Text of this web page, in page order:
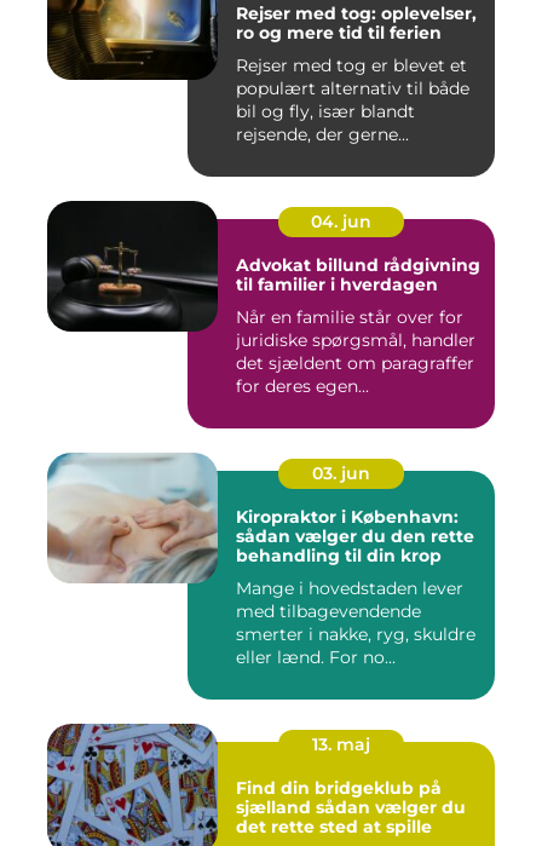
Rejser med tog: oplevelser,
ro og mere tid til ferien
Rejser med tog er blevet et
populært alternativ til både
bil og fly, især blandt
rejsende, der gerne...
04. jun
Advokat billund rådgivning
til familier i hverdagen
Når en familie står over for
juridiske spørgsmål, handler
det sjældent om paragraffer
for deres egen...
03. jun
Kiropraktor i København:
sådan vælger du den rette
behandling til din krop
Mange i hovedstaden lever
med tilbagevendende
smerter i nakke, ryg, skuldre
eller lænd. For no...
13. maj
Find din bridgeklub på
sjælland sådan vælger du
det rette sted at spille